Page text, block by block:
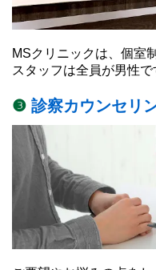
MSクリニックは、個室
スタッフは全員が男性で
❸ 診察カウンセリ